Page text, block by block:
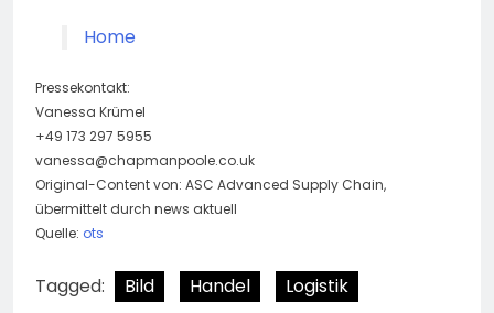
Home
Pressekontakt:
Vanessa Krümel
+49 173 297 5955
vanessa@chapmanpoole.co.uk
Original-Content von: ASC Advanced Supply Chain,
übermittelt durch news aktuell
Quelle: ots
Tagged: Bild Handel
Logistik